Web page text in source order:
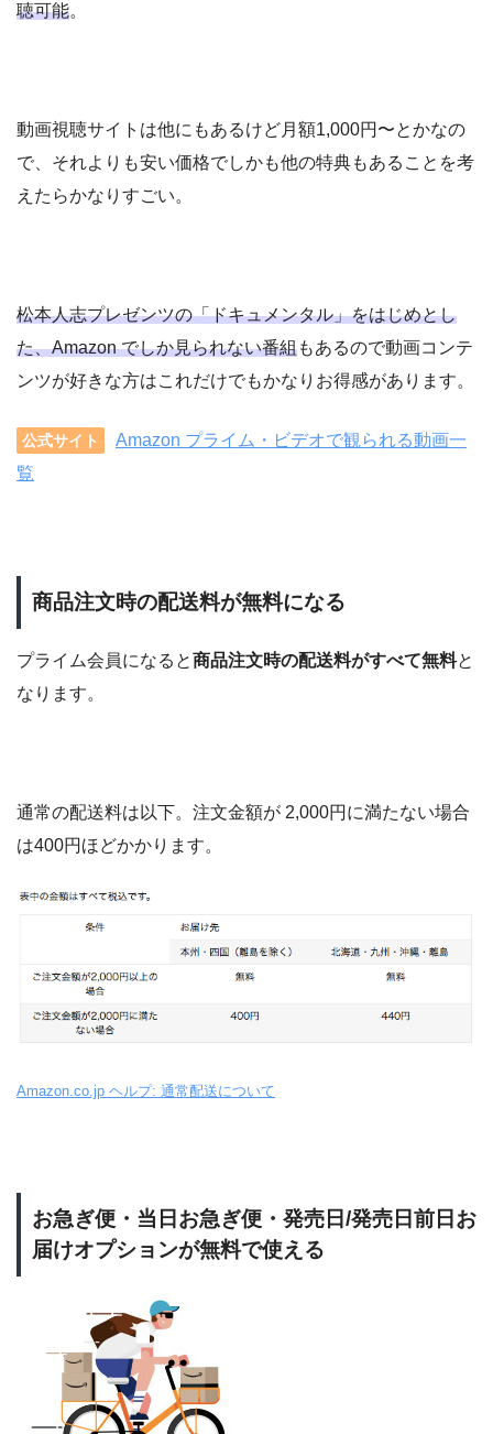
聴可能。
動画視聴サイトは他にもあるけど月額1,000円〜とかなの
で、それよりも安い価格でしかも他の特典もあることを考
えたらかなりすごい。
松本人志プレゼンツの「ドキュメンタル」をはじめとし
た、Amazon でしか見られない番組もあるので動画コンテ
ンツが好きな方はこれだけでもかなりお得感があります。
公式サイト
Amazon プライム・ビデオで観られる動画一
覧
商品注文時の配送料が無料になる
プライム会員になると商品注文時の配送料がすべて無料と
なります。
通常の配送料は以下。注文金額が 2,000円に満たない場合
は400円ほどかかります。
Amazon.co.jp ヘルプ: 通常配送について
お急ぎ便・当日お急ぎ便・発売日/発売日前日お
届けオプションが無料で使える